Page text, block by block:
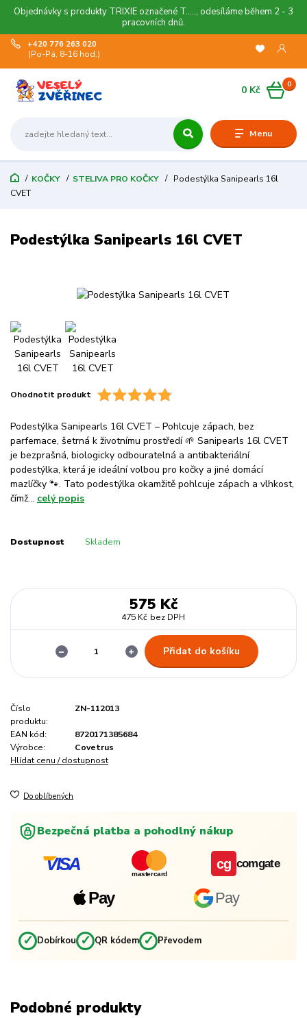
Objednávky s produkty TRIXIE označené T....., odesíláme během 2 - 3
pracovních dnů.
Menu
+420 776 263 020
(Po-Pá, 8-16 hod.)
0
0 Kč
KOČKY STELIVA PRO KOČKY
Podestýlka Sanipearls 16l
CVET
Podestýlka Sanipearls 16l CVET
Ohodnotit produkt
Podestýlka Sanipearls 16l CVET – Pohlcuje zápach, bez
parfemace, šetrná k životnímu prostředí 🌱 Sanipearls 16l CVET
je bezprašná, biologicky odbouratelná a antibakteriální
podestýlka, která je ideální volbou pro kočky a jiné domácí
mazlíčky 🐾. Tato podestýlka okamžitě pohlcuje zápach a vlhkost,
čímž... celý popis
Dostupnost Skladem
575 Kč
475 Kč bez DPH
Přidat do košíku
Číslo
produktu:
ZN-112013
EAN kód:
8720171385684
Výrobce:
Covetrus
Hlídat cenu / dostupnost
Do oblíbených
Bezpečná platba a pohodlný nákup
VISA mastercard
Pay Pay
cg comgate
✓ Dobírkou ✓ QR kódem ✓ Převodem
Podobné produkty